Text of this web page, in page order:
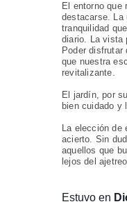
El entorno que
destacarse. La
tranquilidad
diario. La vista
Poder disfrutar
que nuestra
revitalizante.
El jardín, por
bien cuidado y
La elección de
acierto. Sin
aquellos que
lejos del
Estuvo en